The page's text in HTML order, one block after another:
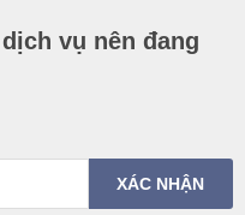
vụ nên đang